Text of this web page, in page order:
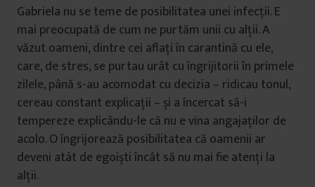
Gabriela nu se teme de posibilitatea unei infecții. E
mai preocupată de cum ne purtăm unii cu alții. A
văzut oameni, dintre cei aflați în carantină cu ele,
care, de stres, se purtau urât cu îngrijitorii în primele
zilele, până s-au acomodat cu decizia – ridicau tonul,
cereau constant explicații – și a încercat să-i
tempereze explicându-le că nu e vina angajaților de
acolo. O îngrijorează posibilitatea că oamenii ar
deveni atât de egoiști încât să nu mai fie atenți la
alții.